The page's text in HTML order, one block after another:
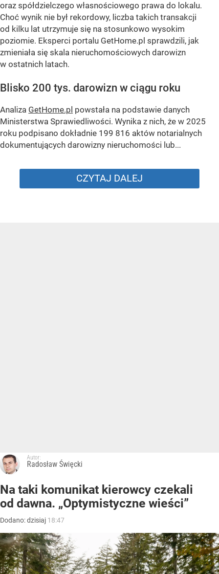
oraz spółdzielczego własnościowego prawa do lokalu.
Choć wynik nie był rekordowy, liczba takich transakcji
od kilku lat utrzymuje się na stosunkowo wysokim
poziomie. Eksperci portalu GetHome.pl sprawdzili, jak
zmieniała się skala nieruchomościowych darowizn
w ostatnich latach.
Blisko 200 tys. darowizn w ciągu roku
Analiza GetHome.pl powstała na podstawie danych
Ministerstwa Sprawiedliwości. Wynika z nich, że w 2025
roku podpisano dokładnie 199 816 aktów notarialnych
dokumentujących darowizny nieruchomości lub...
CZYTAJ DALEJ
Autor:
Radosław Święcki
Na taki komunikat kierowcy czekali
od dawna. „Optymistyczne wieści”
Dodano:dzisiaj 18:47